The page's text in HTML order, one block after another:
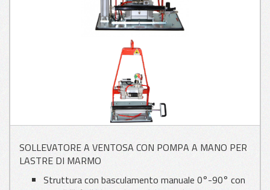
PER LAMIERA
SOLLEVATORE A VENTOSA CON POMPA A MANO PER
LASTRE DI MARMO
Struttura con basculamento manuale 0°-90° con